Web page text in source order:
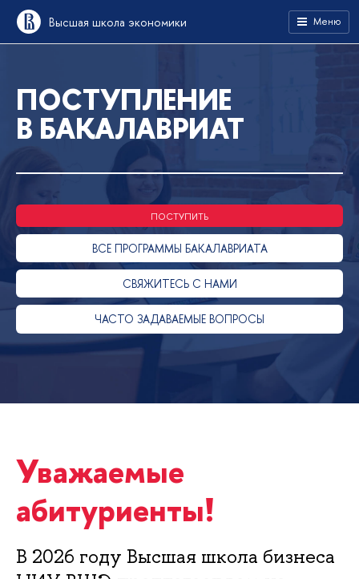
Высшая школа экономики Меню
ПОСТУПЛЕНИЕ
В БАКАЛАВРИАТ
ПОСТУПИТЬ
ВСЕ ПРОГРАММЫ БАКАЛАВРИАТА
СВЯЖИТЕСЬ С НАМИ
ЧАСТО ЗАДАВАЕМЫЕ ВОПРОСЫ
Уважаемые
абитуриенты!
В 2026 году Высшая школа бизнеса